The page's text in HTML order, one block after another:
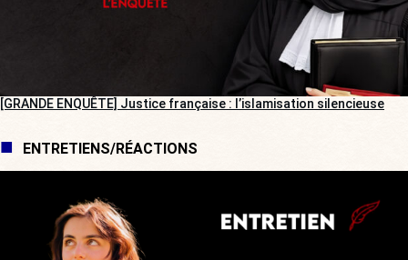
[GRANDE ENQUÊTE] Justice française : l’islamisation silencieuse
ENTRETIENS/RÉACTIONS